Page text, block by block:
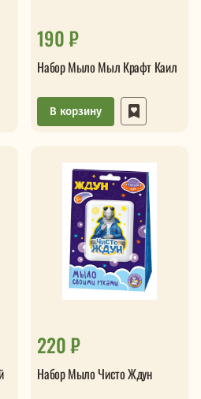
190 ₽
Набор Мыло Мыл Крафт Каил
В корзину
220 ₽
Набор Мыло Чисто Ждун